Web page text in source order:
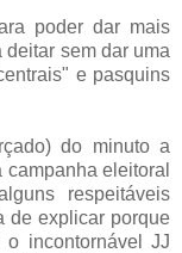
poder dar mais
sem dar uma
e pasquins
do minuto a
eleitoral
respeitáveis
de explicar porque
incontornável JJ